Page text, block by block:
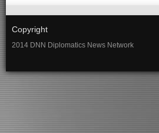
Copyright
2014 DNN Diplomatics News Network